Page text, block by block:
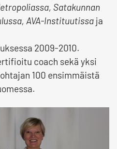
Satakunnan
AVA-Instituutissa ja
2009-2010.
coach sekä yksi
100 ensimmäistä